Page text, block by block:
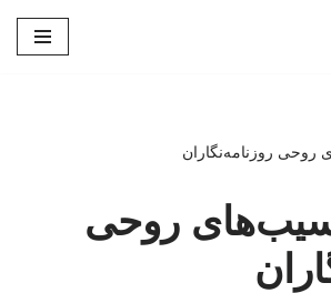
روزنامه‌نگاران
روحی